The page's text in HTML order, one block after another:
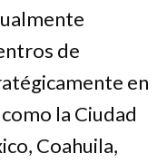
de
en
la Ciudad
Coahuila,